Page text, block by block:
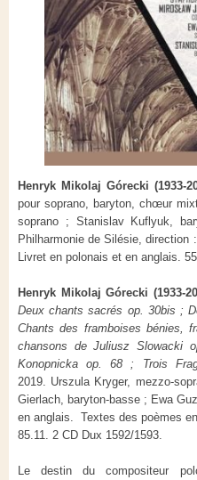
Henryk MikolajGórecki (1933-
pour soprano, baryton, chœur
soprano ; Stanislav Kuflyuk,
Philharmonie de Silésie, direction
Livret en polonais et en anglais.
Henryk MikolajGórecki (1933-
Deux chants sacrés op. 30bis ;
Chants des framboises bénies,
chansons de Juliusz Slowacki
Konopnicka op. 68 ; Trois
2019. Urszula Kryger, mezzo-
Gierlach , baryton-basse ; Ewa
en anglais. Textes des poèmes
85.11. 2 CD Dux 1592/1593.
Le destin du compositeur